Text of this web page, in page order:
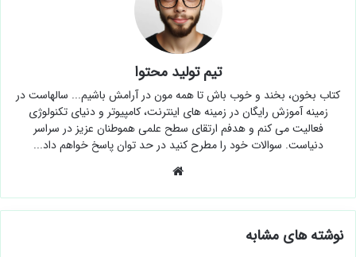
تیم تولید محتوا
کتاب بخون، بخند و خوب باش تا همه مون در آرامش باشیم... سالهاست در
زمینه آموزش رایگان در زمینه های اینترنت، کامپیوتر و دنیای تکنولوژی
فعالیت می کنم و هدفم ارتقای سطح علمی هموطنان عزیز در سراسر
دنیاست. سوالات خود را مطرح کنید در حد توان پاسخ خواهم داد...
نوشته های مشابه